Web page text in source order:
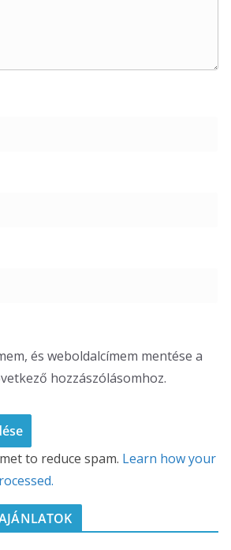
és weboldalcímem mentése a
hozzászólásomhoz.
to reduce spam. Learn how your